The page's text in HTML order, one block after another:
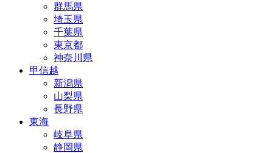
群馬県
埼玉県
千葉県
東京都
神奈川県
甲信越
新潟県
山梨県
長野県
東海
岐阜県
静岡県